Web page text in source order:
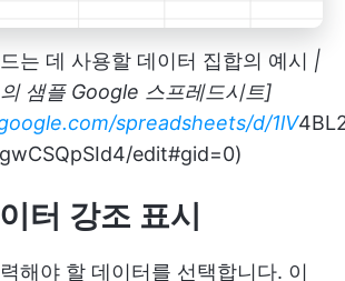
는 데 사용할 데이터 집합의 예시 |
샘플 Google 스프레드시트]
spreadsheets/d/1lV
edit#gid=0)
터 강조 표시
해야 할 데이터를 선택합니다. 이